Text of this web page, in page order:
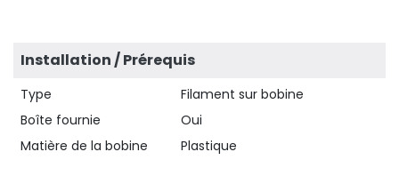
Installation / Prérequis
Type
Filament sur bobine
Boîte fournie
Oui
Matière de la bobine
Plastique